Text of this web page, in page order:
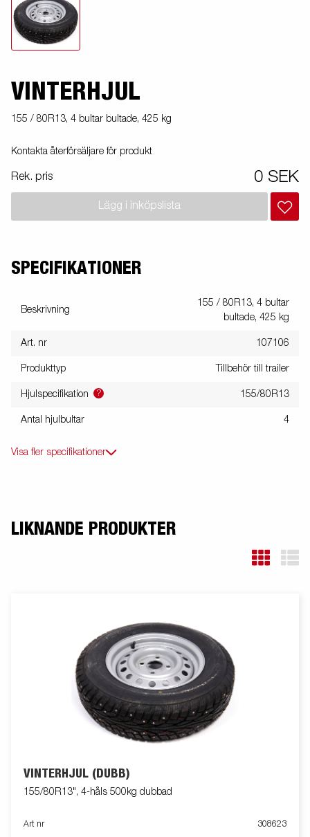
VINTERHJUL
155 / 80R13, 4 bultar bultade, 425 kg
Kontakta återförsäljare för produkt
Rek. pris 0 SEK
Lägg i inköpslista
SPECIFIKATIONER
Beskrivning
155 / 80R13, 4 bultar
bultade, 425 kg
Art. nr 107106
Produkttyp Tillbehör till trailer
Hjulspecifikation ? 155/80R13
Antal hjulbultar 4
Visa fler specifikationer
LIKNANDE PRODUKTER
VINTERHJUL (DUBB)
155/80R13", 4-håls 500kg dubbad
Art nr 308623